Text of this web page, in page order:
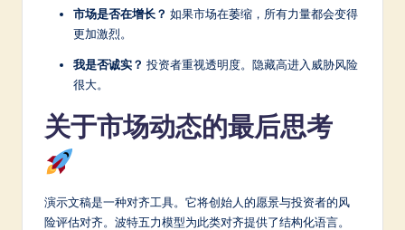
市场是否在增长？ 如果市场在萎缩，所有力量都会变得
更加激烈。
我是否诚实？ 投资者重视透明度。隐藏高进入威胁风险
很大。
关于市场动态的最后思考
演示文稿是一种对齐工具。它将创始人的愿景与投资者的风
险评估对齐。波特五力模型为此类对齐提供了结构化语言。